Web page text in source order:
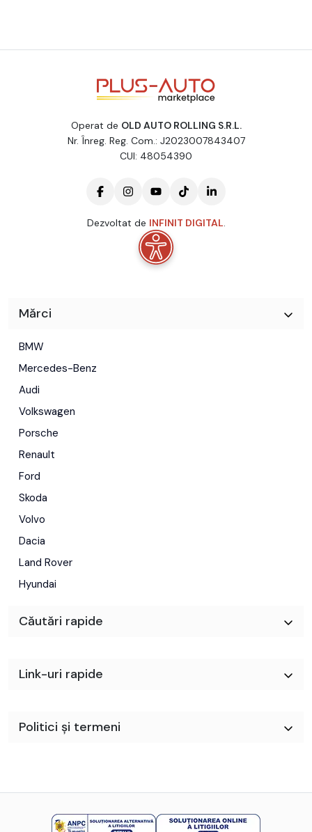
Operat de OLD AUTO ROLLING S.R.L.
Nr. Înreg. Reg. Com.: J2023007843407
CUI: 48054390
Dezvoltat de INFINIT DIGITAL.
Mărci
BMW
Mercedes-Benz
Audi
Volkswagen
Porsche
Renault
Ford
Skoda
Volvo
Dacia
Land Rover
Hyundai
Căutări rapide
Link-uri rapide
Politici și termeni